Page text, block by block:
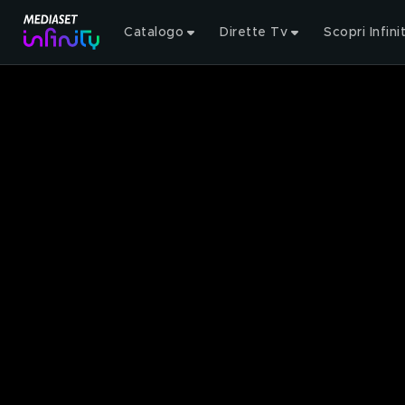
Catalogo Dirette Tv Scopri